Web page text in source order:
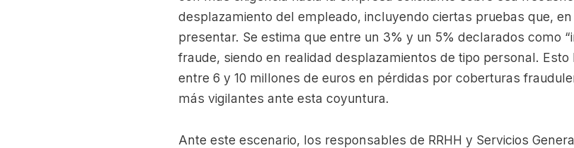
desplazamiento del empleado, incluyendo ciertas pruebas que,
presentar. Se estima que entre un 3% y un 5% declarados como
fraude, siendo en realidad desplazamientos de tipo personal.
entre 6 y 10 millones de euros en pérdidas por coberturas
más vigilantes ante esta coyuntura.
Ante este escenario, los responsables de RRHH y Servicios